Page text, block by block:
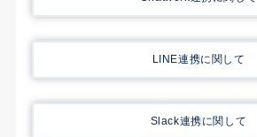
LINE連携に関して
Slack連携に関して